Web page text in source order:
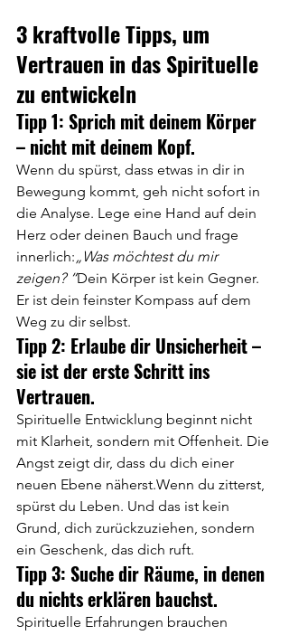
3 kraftvolle Tipps, um
Vertrauen in das Spirituelle
zu entwickeln
Tipp 1: Sprich mit deinem Körper
– nicht mit deinem Kopf.
Wenn du spürst, dass etwas in dir in
Bewegung kommt, geh nicht sofort in
die Analyse. Lege eine Hand auf dein
Herz oder deinen Bauch und frage
innerlich: „Was möchtest du mir
zeigen? “Dein Körper ist kein Gegner.
Er ist dein feinster Kompass auf dem
Weg zu dir selbst.
Tipp 2: Erlaube dir Unsicherheit –
sie ist der erste Schritt ins
Vertrauen.
Spirituelle Entwicklung beginnt nicht
mit Klarheit, sondern mit Offenheit. Die
Angst zeigt dir, dass du dich einer
neuen Ebene näherst.Wenn du zitterst,
spürst du Leben. Und das ist kein
Grund, dich zurückzuziehen, sondern
ein Geschenk, das dich ruft.
Tipp 3: Suche dir Räume, in denen
du nichts erklären bauchst.
Spirituelle Erfahrungen brauchen